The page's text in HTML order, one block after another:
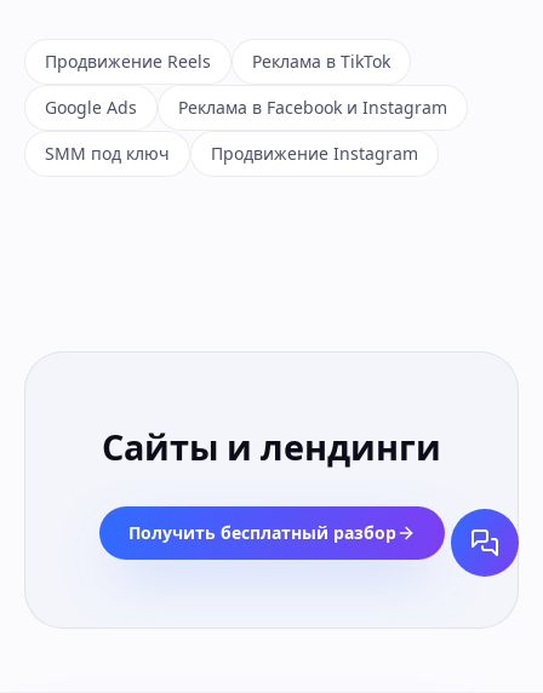
Продвижение Reels
Реклама в TikTok
Google Ads
Реклама в Facebook и Instagram
SMM под ключ
Продвижение Instagram
Сайты и лендинги
Получить бесплатный разбор